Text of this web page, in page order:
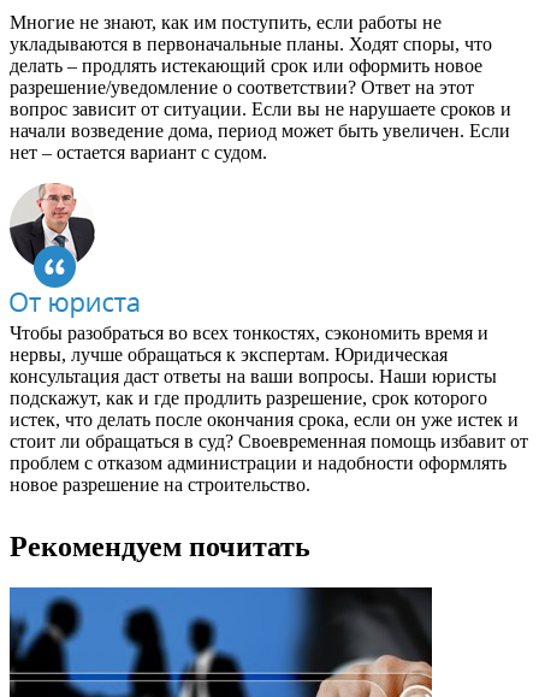
Многие не знают, как им поступить, если работы не
укладываются в первоначальные планы. Ходят споры, что
делать – продлять истекающий срок или оформить новое
разрешение/уведомление о соответствии? Ответ на этот
вопрос зависит от ситуации. Если вы не нарушаете сроков и
начали возведение дома, период может быть увеличен. Если
нет – остается вариант с судом.
Чтобы разобраться во всех тонкостях, сэкономить время и
нервы, лучше обращаться к экспертам. Юридическая
консультация даст ответы на ваши вопросы. Наши юристы
подскажут, как и где продлить разрешение, срок которого
истек, что делать после окончания срока, если он уже истек и
стоит ли обращаться в суд? Своевременная помощь избавит от
проблем с отказом администрации и надобности оформлять
новое разрешение на строительство.
Рекомендуем почитать